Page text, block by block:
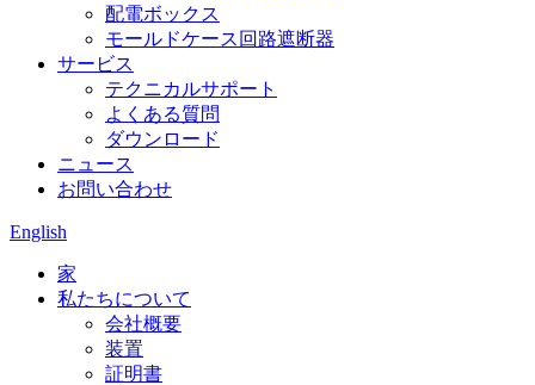
配電ボックス
モールドケース回路遮断器
サービス
テクニカルサポート
よくある質問
ダウンロード
ニュース
お問い合わせ
English
家
私たちについて
会社概要
装置
証明書